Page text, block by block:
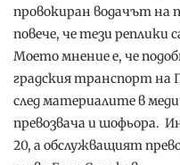
провокиран водачът на
повече, че тези реплики
Моето мнение е, че
градския транспорт на
след материалите в
превозвача и шофьора.
20, а обслужващият